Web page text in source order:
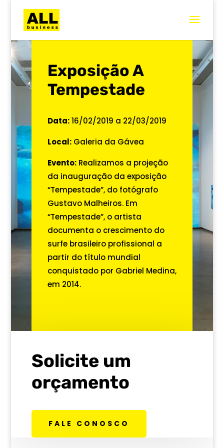
Exposição A
Tempestade
Data:16/02/2019 a 22/03/2019
Local: Galeria da Gávea
Evento: Realizamos a projeção
da inauguração da exposição
“Tempestade”, do fotógrafo
Gustavo Malheiros. Em
“Tempestade”, o artista
documenta o crescimento do
surfe brasileiro profissional a
partir do título mundial
conquistado por Gabriel Medina,
em 2014.
Solicite um
orçamento
FALE CONOSCO